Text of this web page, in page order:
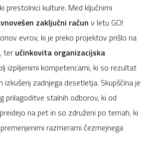
prestolnici kulture. Med ključnimi
zaključni račun v letu GO!
evrov, ki je preko projektov prišlo na
ter učinkovita organizacijska
izpiljenimi kompetencami, ki so rezultat
izkušenj zadnjega desetletja. Skupščina je
prilagoditve stalnih odborov, ki od
na pet in so združeni po temah, ki
razmerami čezmejnega